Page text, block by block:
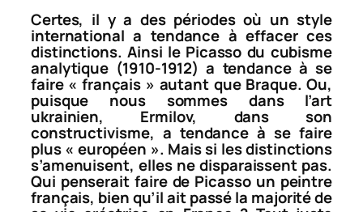
Certes, il y a des périodes où un style
international a tendance à effacer ces
distinctions. Ainsi le Picasso du cubisme
analytique (1910-1912) a tendance à se
faire « français » autant que Braque. Ou,
puisque nous sommes dans l’art
ukrainien, Ermilov, dans son
constructivisme, a tendance à se faire
plus « européen ». Mais si les distinctions
s’amenuisent, elles ne disparaissent pas.
Qui penserait faire de Picasso un peintre
français, bien qu’il ait passé la majorité de